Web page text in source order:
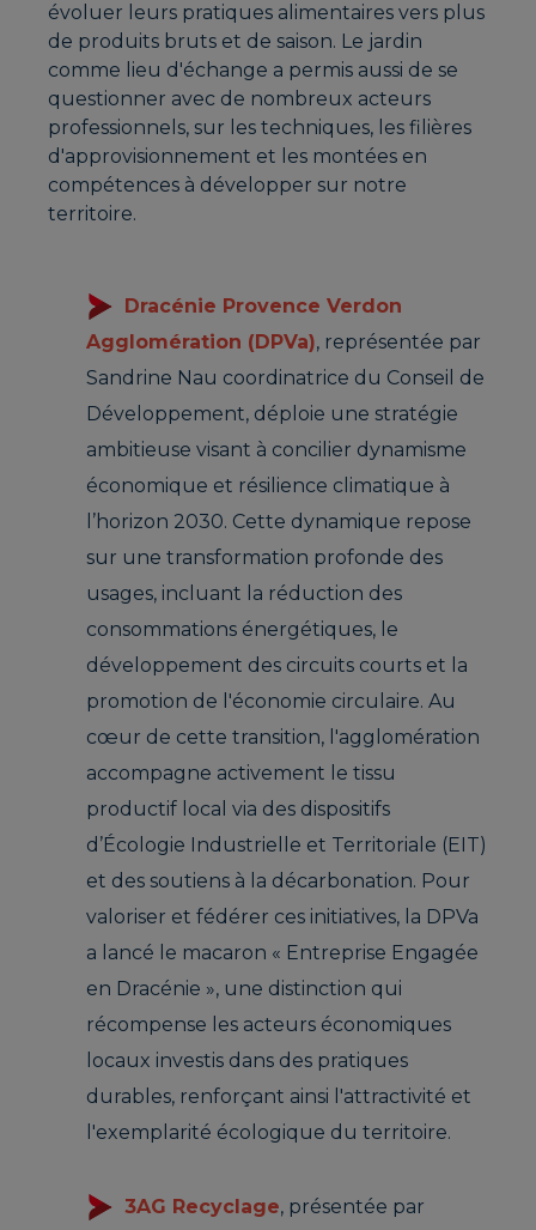
évoluer leurs pratiques alimentaires vers plus
de produits bruts et de saison. Le jardin
comme lieu d'échange a permis aussi de se
questionner avec de nombreux acteurs
professionnels, sur les techniques, les filières
d'approvisionnement et les montées en
compétences à développer sur notre
territoire.
Dracénie Provence Verdon
Agglomération (DPVa), représentée par
Sandrine Nau coordinatrice du Conseil de
Développement, déploie une stratégie
ambitieuse visant à concilier dynamisme
économique et résilience climatique à
l’horizon 2030. Cette dynamique repose
sur une transformation profonde des
usages, incluant la réduction des
consommations énergétiques, le
développement des circuits courts et la
promotion de l'économie circulaire. Au
cœur de cette transition, l'agglomération
accompagne activement le tissu
productif local via des dispositifs
d’Écologie Industrielle et Territoriale (EIT)
et des soutiens à la décarbonation. Pour
valoriser et fédérer ces initiatives, la DPVa
a lancé le macaron « Entreprise Engagée
en Dracénie », une distinction qui
récompense les acteurs économiques
locaux investis dans des pratiques
durables, renforçant ainsi l'attractivité et
l'exemplarité écologique du territoire.
3AG Recyclage, présentée par